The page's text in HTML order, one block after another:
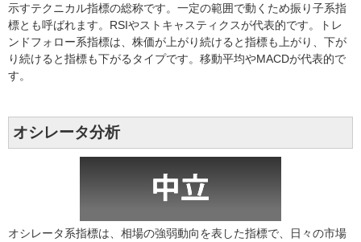
示すテクニカル指標の総称です。一定の範囲で動くため振り子系指
標とも呼ばれます。RSIやストキャスティクスが代表的です。トレ
ンドフォロー系指標は、株価が上がり続けると指標も上がり、下が
り続けると指標も下がるタイプです。移動平均やMACDが代表的で
す。
オシレータ分析
オシレータ系指標は、相場の強弱動向を表した指標で、日々の市場